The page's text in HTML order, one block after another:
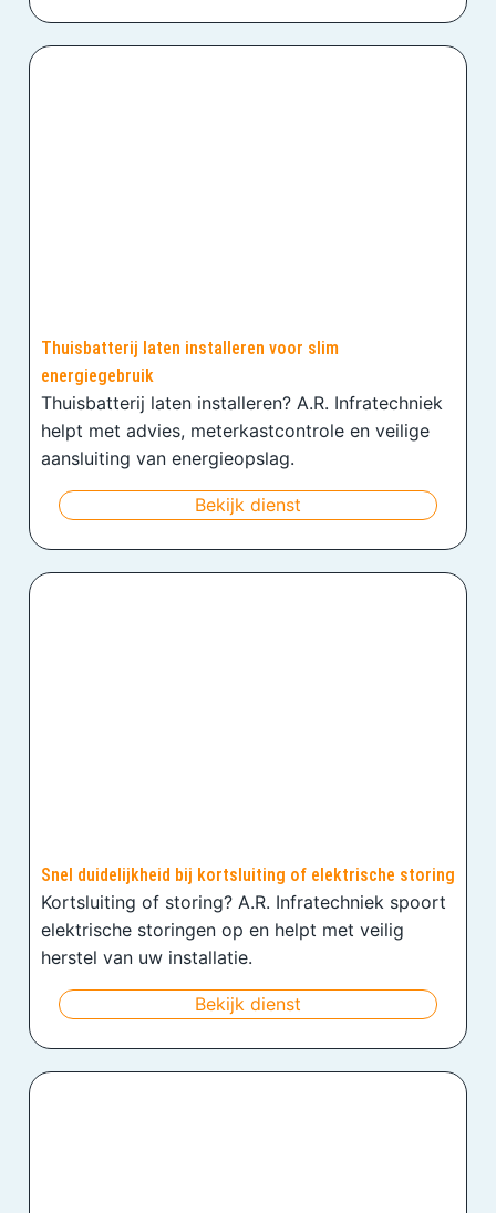
Thuisbatterij laten installeren voor slim
energiegebruik
Thuisbatterij laten installeren? A.R. Infratechniek
helpt met advies, meterkastcontrole en veilige
aansluiting van energieopslag.
Bekijk dienst
Snel duidelijkheid bij kortsluiting of elektrische storing
Kortsluiting of storing? A.R. Infratechniek spoort
elektrische storingen op en helpt met veilig
herstel van uw installatie.
Bekijk dienst